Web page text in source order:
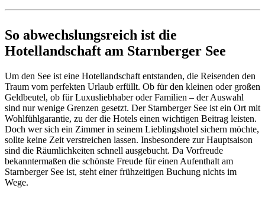
So abwechslungsreich ist die
Hotellandschaft am Starnberger See
Um den See ist eine Hotellandschaft entstanden, die Reisenden den
Traum vom perfekten Urlaub erfüllt. Ob für den kleinen oder großen
Geldbeutel, ob für Luxusliebhaber oder Familien – der Auswahl
sind nur wenige Grenzen gesetzt. Der Starnberger See ist ein Ort mit
Wohlfühlgarantie, zu der die Hotels einen wichtigen Beitrag leisten.
Doch wer sich ein Zimmer in seinem Lieblingshotel sichern möchte,
sollte keine Zeit verstreichen lassen. Insbesondere zur Hauptsaison
sind die Räumlichkeiten schnell ausgebucht. Da Vorfreude
bekanntermaßen die schönste Freude für einen Aufenthalt am
Starnberger See ist, steht einer frühzeitigen Buchung nichts im
Wege.